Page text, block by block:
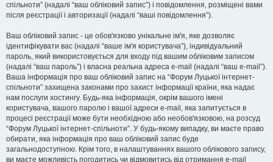
спільноти” (надалі “ваш обліковий запис”) і повідомлення, розміщені вами
після реєстрації і авторизації (надалі “ваші повідомлення”).
Ваш обліковий запис - це обов'язково унікальне ім'я, яке дозволяє
ідентифікувати вас (надалі “ваше ім'я користувача”), індивідуальний
пароль, який використовується для входу під вашим обліковим записом
(надалі “ваш пароль”) і власна реальна адреса e-mail (надалі “ваш e-mail”).
Ваша інформація про ваш обліковий запис на “Форум Луцької інтернет-
спільноти” захищена законами про захист інформації країни, яка надає
нам послуги хостингу. Будь-яка інформація, окрім вашого імені
користувача, вашого паролю і вашої адреси e-mail, яка запитується в
процесі реєстрації може бути необхідною або необов'язковою, на розсуд
“Форум Луцької інтернет-спільноти”. У будь-якому випадку, ви маєте право
обирати, яка інформація про ваш обліковий запис буде
загальнодоступною. Крім того, в налаштуваннях вашого облікового запису,
ви маєте можливість погодитись чи відмовитись від отримання e-mail